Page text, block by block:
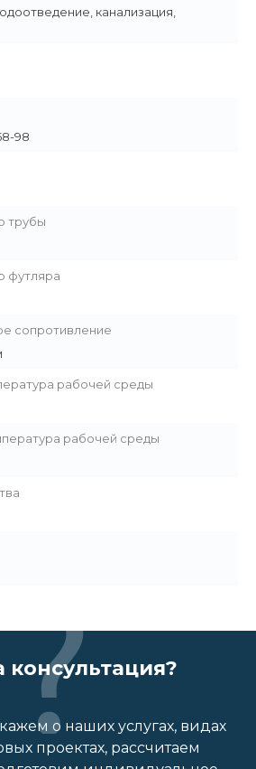
канализация,
98
трубы
футляра
сопротивление
рабочей среды
рабочей среды
о наших услугах, видах
проектах, рассчитаем